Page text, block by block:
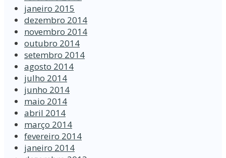
janeiro 2015
dezembro 2014
novembro 2014
outubro 2014
setembro 2014
agosto 2014
julho 2014
junho 2014
maio 2014
abril 2014
março 2014
fevereiro 2014
janeiro 2014